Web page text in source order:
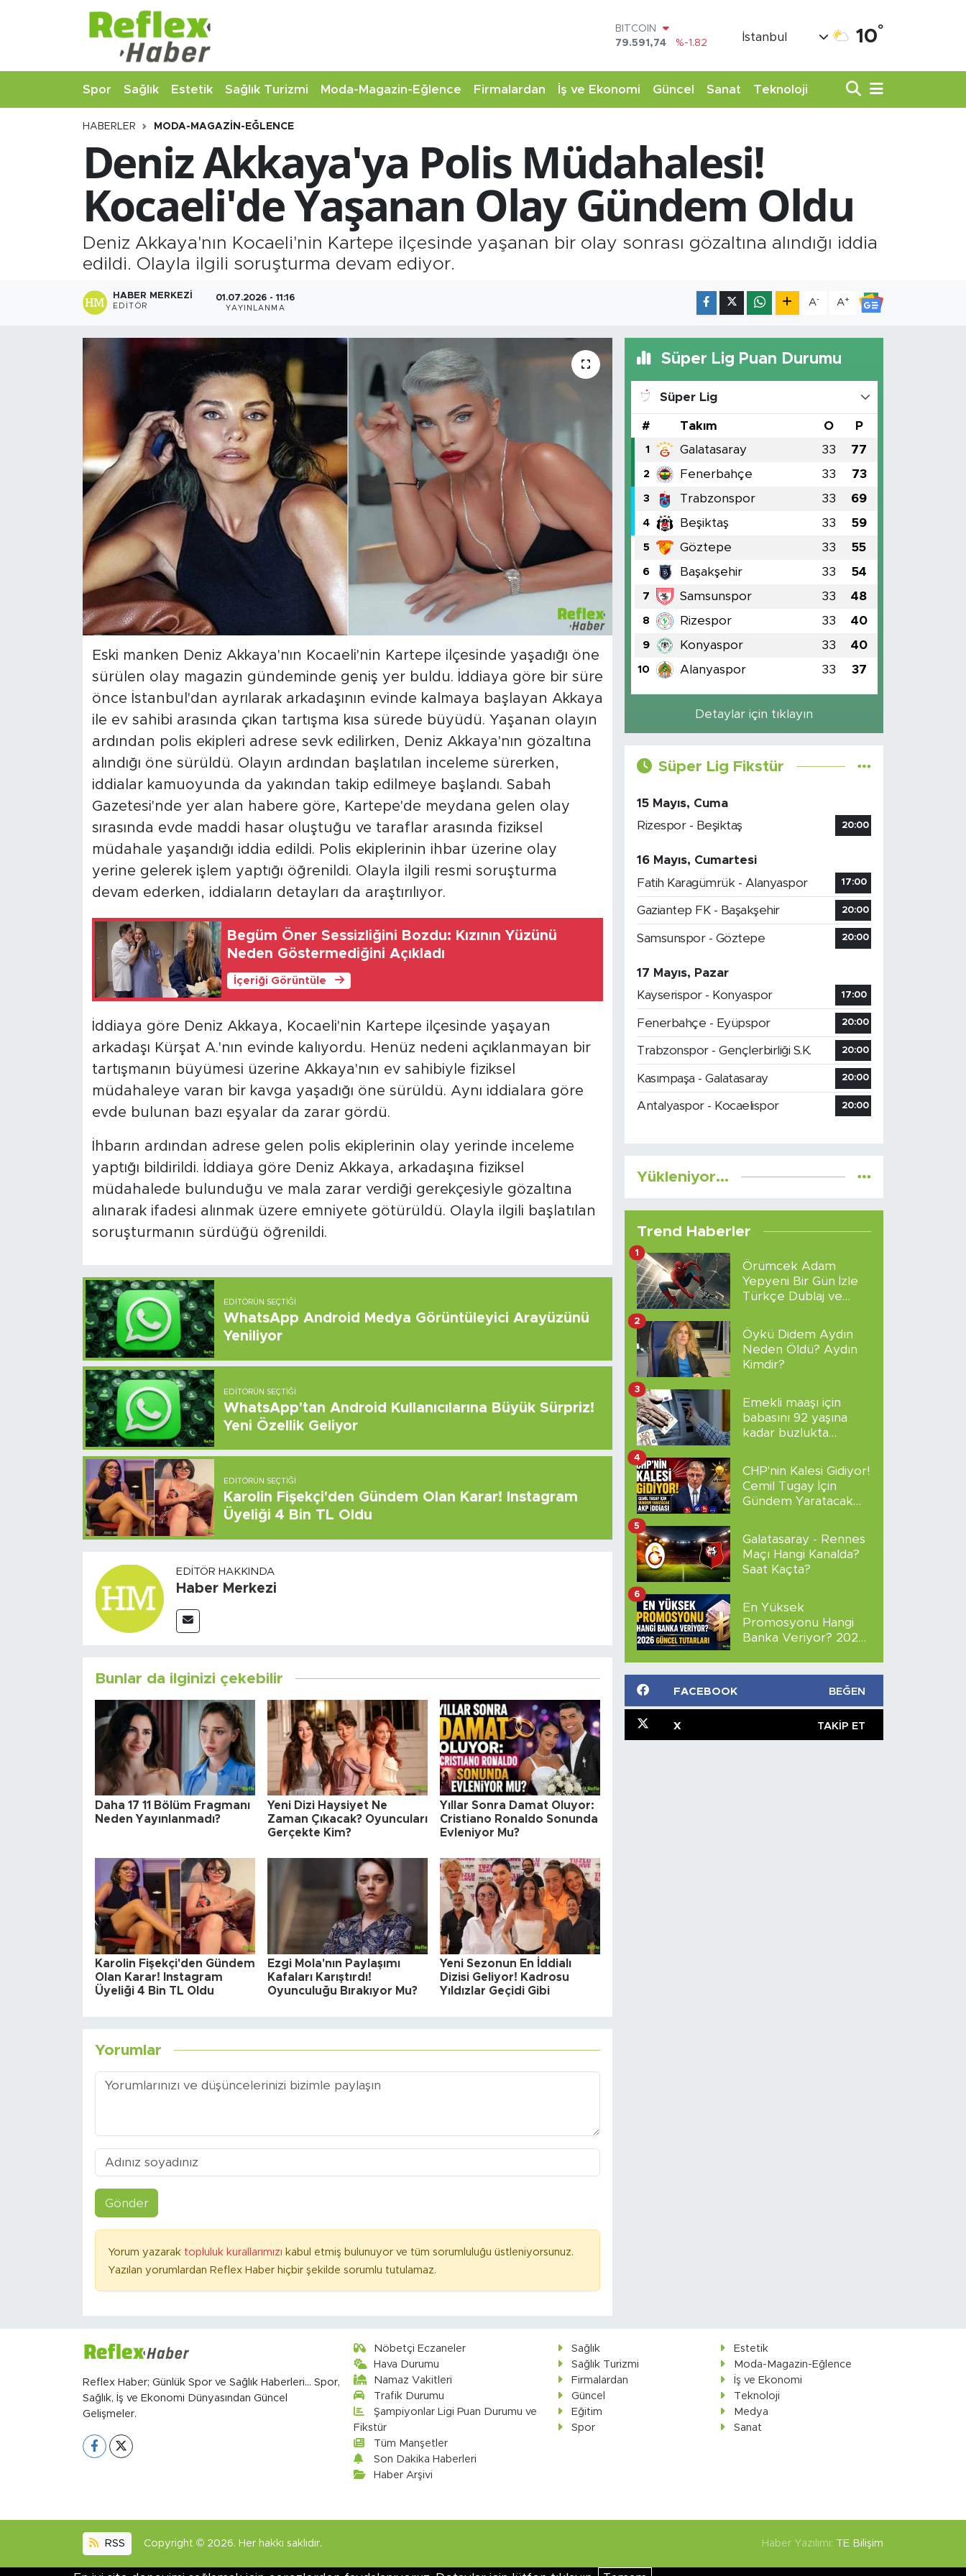
DOLAR
45,43620
%0.02
STERLİN
BİST100
14.598,00
%0
İstanbul 10°
Spor Sağlık Estetik Sağlık Turizmi Moda-Magazin-Eğlence Firmalardan İş ve Ekonomi Güncel Sanat Teknoloji
HABERLER MODA-MAGAZIN-EĞLENCE
Deniz Akkaya'ya Polis Müdahalesi!
Kocaeli'de Yaşanan Olay Gündem Oldu
Deniz Akkaya'nın Kocaeli'nin Kartepe ilçesinde yaşanan bir olay sonrası gözaltına alındığı iddia
edildi. Olayla ilgili soruşturma devam ediyor.
HABER MERKEZI
EDITÖR
01.07.2026 - 11:16
YAYINLANMA
A- A+
Eski manken Deniz Akkaya'nın Kocaeli'nin Kartepe ilçesinde yaşadığı öne
sürülen olay magazin gündeminde geniş yer buldu. İddiaya göre bir süre
önce İstanbul'dan ayrılarak arkadaşının evinde kalmaya başlayan Akkaya
ile ev sahibi arasında çıkan tartışma kısa sürede büyüdü. Yaşanan olayın
ardından polis ekipleri adrese sevk edilirken, Deniz Akkaya'nın gözaltına
alındığı öne sürüldü. Olayın ardından başlatılan inceleme sürerken,
iddialar kamuoyunda da yakından takip edilmeye başlandı. Sabah
Gazetesi'nde yer alan habere göre, Kartepe'de meydana gelen olay
sırasında evde maddi hasar oluştuğu ve taraflar arasında fiziksel
müdahale yaşandığı iddia edildi. Polis ekiplerinin ihbar üzerine olay
yerine gelerek işlem yaptığı öğrenildi. Olayla ilgili resmi soruşturma
devam ederken, iddiaların detayları da araştırılıyor.
Begüm Öner Sessizliğini Bozdu: Kızının Yüzünü
Neden Göstermediğini Açıkladı
İçeriği Görüntüle
İddiaya göre Deniz Akkaya, Kocaeli'nin Kartepe ilçesinde yaşayan
arkadaşı Kürşat A.'nın evinde kalıyordu. Henüz nedeni açıklanmayan bir
tartışmanın büyümesi üzerine Akkaya'nın ev sahibiyle fiziksel
müdahaleye varan bir kavga yaşadığı öne sürüldü. Aynı iddialara göre
evde bulunan bazı eşyalar da zarar gördü.
İhbarın ardından adrese gelen polis ekiplerinin olay yerinde inceleme
yaptığı bildirildi. İddiaya göre Deniz Akkaya, arkadaşına fiziksel
müdahalede bulunduğu ve mala zarar verdiği gerekçesiyle gözaltına
alınarak ifadesi alınmak üzere emniyete götürüldü. Olayla ilgili başlatılan
soruşturmanın sürdüğü öğrenildi.
EDITÖRÜN SEÇTIĞI
WhatsApp Android Medya Görüntüleyici Arayüzünü
Yeniliyor
EDITÖRÜN SEÇTIĞI
WhatsApp'tan Android Kullanıcılarına Büyük Sürpriz!
Yeni Özellik Geliyor
EDITÖRÜN SEÇTIĞI
Karolin Fişekçi'den Gündem Olan Karar! Instagram
Üyeliği 4 Bin TL Oldu
EDITÖR HAKKINDA
Haber Merkezi
Bunlar da ilginizi çekebilir
Daha 17 11 Bölüm Fragmanı
Neden Yayınlanmadı?
Yeni Dizi Haysiyet Ne
Zaman Çıkacak? Oyuncuları
Gerçekte Kim?
Yıllar Sonra Damat Oluyor:
Cristiano Ronaldo Sonunda
Evleniyor Mu?
Karolin Fişekçi'den Gündem
Olan Karar! Instagram
Üyeliği 4 Bin TL Oldu
Ezgi Mola'nın Paylaşımı
Kafaları Karıştırdı!
Oyunculuğu Bırakıyor Mu?
Yeni Sezonun En İddialı
Dizisi Geliyor! Kadrosu
Yıldızlar Geçidi Gibi
Yorumlar
Gönder
Yorum yazarak topluluk kurallarımızı kabul etmiş bulunuyor ve tüm sorumluluğu üstleniyorsunuz.
Yazılan yorumlardan Reflex Haber hiçbir şekilde sorumlu tutulamaz.
Süper Lig Puan Durumu
Süper Lig
# Takım O P
1 Galatasaray 33 77
2 Fenerbahçe 33 73
3 Trabzonspor 33 69
4 Beşiktaş 33 59
5 Göztepe 33 55
6 Başakşehir 33 54
7 Samsunspor 33 48
8 Rizespor 33 40
9 Konyaspor 33 40
10 Alanyaspor 33 37
Detaylar için tıklayın
Süper Lig Fikstür
15 Mayıs, Cuma
Rizespor - Beşiktaş
20:00
16 Mayıs, Cumartesi
Fatih Karagümrük - Alanyaspor
17:00
Gaziantep FK - Başakşehir 20:00
Samsunspor - Göztepe 20:00
17 Mayıs, Pazar
Kayserispor - Konyaspor
17:00
Fenerbahçe - Eyüpspor 20:00
Trabzonspor - Gençlerbirliği S.K. 20:00
Kasımpaşa - Galatasaray 20:00
Antalyaspor - Kocaelispor 20:00
Yükleniyor...
Trend Haberler
Örümcek Adam
Yepyeni Bir Gün İzle
Türkçe Dublaj ve
1
Öykü Didem Aydın
Neden Öldü? Aydın
Kimdir?
2
Emekli maaşı için
babasını 92 yaşına
kadar buzlukta
3
CHP'nin Kalesi Gidiyor!
Cemil Tugay İçin
Gündem Yaratacak
4
Galatasaray - Rennes
Maçı Hangi Kanalda?
Saat Kaçta?
5
En Yüksek
Promosyonu Hangi
Banka Veriyor? 2026
6
FACEBOOK BEĞEN
X TAKIP ET
Reflex Haber; Günlük Spor ve Sağlık Haberleri... Spor,
Sağlık, İş ve Ekonomi Dünyasından Güncel
Gelişmeler.
Nöbetçi Eczaneler
Hava Durumu
Namaz Vakitleri
Trafik Durumu
Şampiyonlar Ligi Puan Durumu ve
Fikstür
Tüm Manşetler
Son Dakika Haberleri
Haber Arşivi
Sağlık
Estetik
Sağlık Turizmi
Moda-Magazin-Eğlence
Firmalardan
İş ve Ekonomi
Güncel
Teknoloji
Eğitim
Medya
Spor
Sanat
RSS Copyright © 2026. Her hakkı saklıdır. Haber Yazılımı: TE Bilişim
Estetik
Firmalardan
İş ve Ekonomi
Moda-Magazin-Eğlence
Sağlık Turizmi
Nöbetçi Eczaneler
Hava Durumu
Namaz Vakitleri
Trafik Durumu
Şampiyonlar Ligi Puan Durumu ve Fikstür
Tüm Manşetler
Haber Arşivi